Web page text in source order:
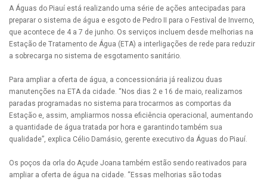
A Águas do Piauí está realizando uma série de ações antecipadas para
preparar o sistema de água e esgoto de Pedro II para o Festival de Inverno,
que acontece de 4 a 7 de junho. Os serviços incluem desde melhorias na
Estação de Tratamento de Água (ETA) a interligações de rede para reduzir
a sobrecarga no sistema de esgotamento sanitário.
Para ampliar a oferta de água, a concessionária já realizou duas
manutenções na ETA da cidade. “Nos dias 2 e 16 de maio, realizamos
paradas programadas no sistema para trocarmos as comportas da
Estação e, assim, ampliarmos nossa eficiência operacional, aumentando
a quantidade de água tratada por hora e garantindo também sua
qualidade”, explica Célio Damásio, gerente executivo da Águas do Piauí.
Os poços da orla do Açude Joana também estão sendo reativados para
ampliar a oferta de água na cidade. “Essas melhorias são todas